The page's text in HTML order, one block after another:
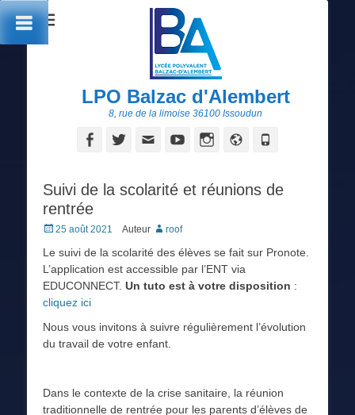
LPO Balzac d'Alembert
8, rue de la limoise 36100 Issoudun
FacebookTwitterAdresseYouTubeInstagram
Site
Suivi de la scolarité et réunions de
rentrée
Posted
25 août 2021 Auteur roof
Le suivi de la scolarité des élèves se fait sur Pronote.
L’application est accessible par l’ENT via
EDUCONNECT. Un tuto est à votre disposition :
cliquez ici
Nous vous invitons à suivre régulièrement l’évolution
du travail de votre enfant.
Dans le contexte de la crise sanitaire, la réunion
traditionnelle de rentrée pour les parents d’élèves de